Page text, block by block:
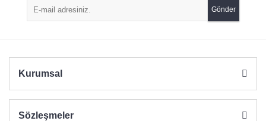
Gönder
Kurumsal
Sözleşmeler